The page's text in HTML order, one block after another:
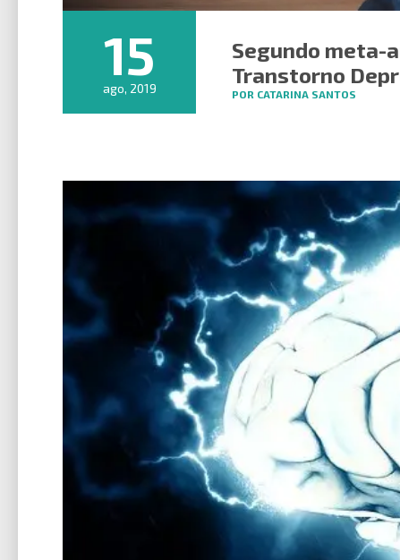
15
ago, 2019
Segundo meta-
Transtorno
POR CATARINA SANTOS